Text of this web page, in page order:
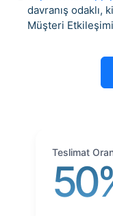
davranış odaklı,
Müşteri
Teslimat